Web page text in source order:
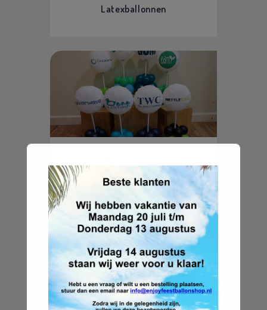
Latexballonnen
Fotoballonnen